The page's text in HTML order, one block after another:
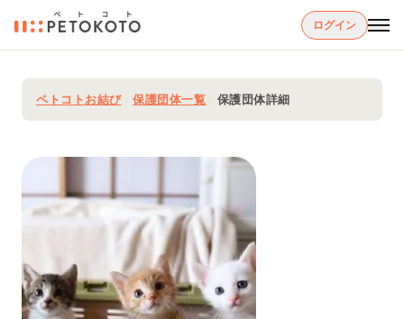
ログイン
ペトコトお結び 保護団体一覧 保護団体詳細